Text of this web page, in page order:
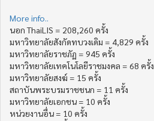
More info..
นอก ThaiLIS = 208,260 ครั้ง
มหาวิทยาลัยสังกัดทบวงเดิม = 4,829 ครั้ง
มหาวิทยาลัยราชภัฏ = 945 ครั้ง
มหาวิทยาลัยเทคโนโลยีราชมงคล = 68 ครั้ง
มหาวิทยาลัยสงฆ์ = 15 ครั้ง
สถาบันพระบรมราชชนก = 11 ครั้ง
มหาวิทยาลัยเอกชน = 10 ครั้ง
หน่วยงานอื่น = 10 ครั้ง